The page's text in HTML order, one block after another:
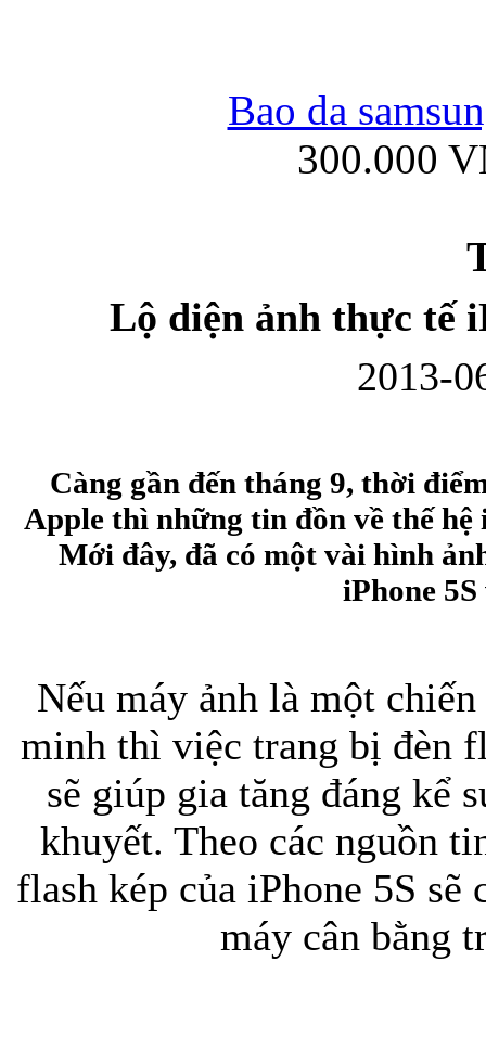
Bao da Samsung
Ốp lưng Samsung
Túi xách
Ốp lưng Sony
Bao da
300.000
Lộ diện ảnh thực tế
2013-
Càng gần đến tháng 9, thời
Apple thì những tin đồn về thế hệ
Mới đây, đã có một vài hình
iPhone
Nếu máy ảnh là một
minh thì việc trang bị đèn
sẽ giúp gia tăng đáng kể
khuyết. Theo các nguồn
flash kép của iPhone 5S sẽ
máy cân bằng